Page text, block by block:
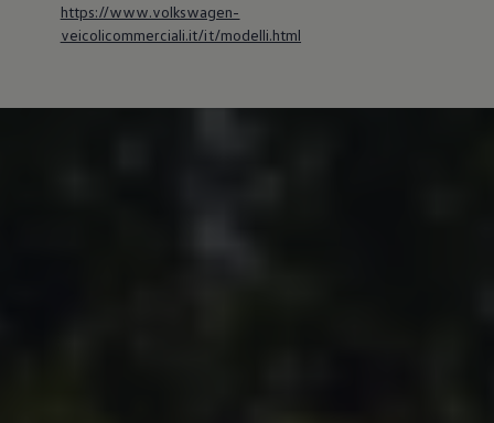
https://www.volkswagen-
veicolicommerciali.it/it/modelli.html